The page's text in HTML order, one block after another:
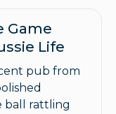
Game
Life
pub from
ball rattling